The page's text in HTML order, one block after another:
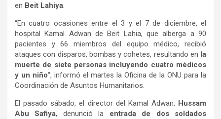
en Beit Lahiya.
“En cuatro ocasiones entre el 3 y el 7 de diciembre, el
hospital Kamal Adwan de Beit Lahia, que alberga a 90
pacientes y 66 miembros del equipo médico, recibió
ataques con disparos, bombas y cohetes, resultando en la
muerte de siete personas incluyendo cuatro médicos
y un niño“, informó el martes la Oficina de la ONU para la
Coordinación de Asuntos Humanitarios.
El pasado sábado, el director del Kamal Adwan, Hussam
Abu Safiya, denunció la entrada de dos soldados